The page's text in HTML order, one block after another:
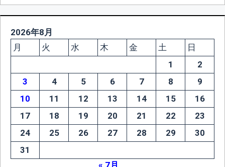
2026年8月
月
火 水 木 金 土
日
1
2
3
4 5 6 7 8
9
10
11 12 13 14 15
16
17
18 19 20 21 22
23
24
25 26 27 28 29
30
31